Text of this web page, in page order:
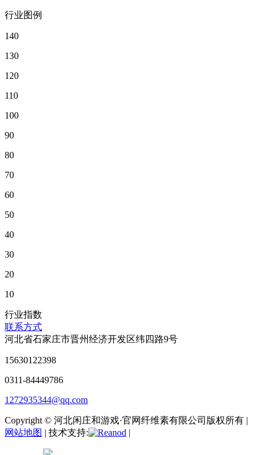
行业图例
140
130
120
110
100
90
80
70
60
50
40
30
20
10
行业指数
联系方式
河北省石家庄市晋州经济开发区纬四路9号
15630122398
0311-84449786
1272935344@qq.com
Copyright © 河北闲庄和游戏·官网纤维素有限公司版权所有 |
网站地图 | 技术支持: |